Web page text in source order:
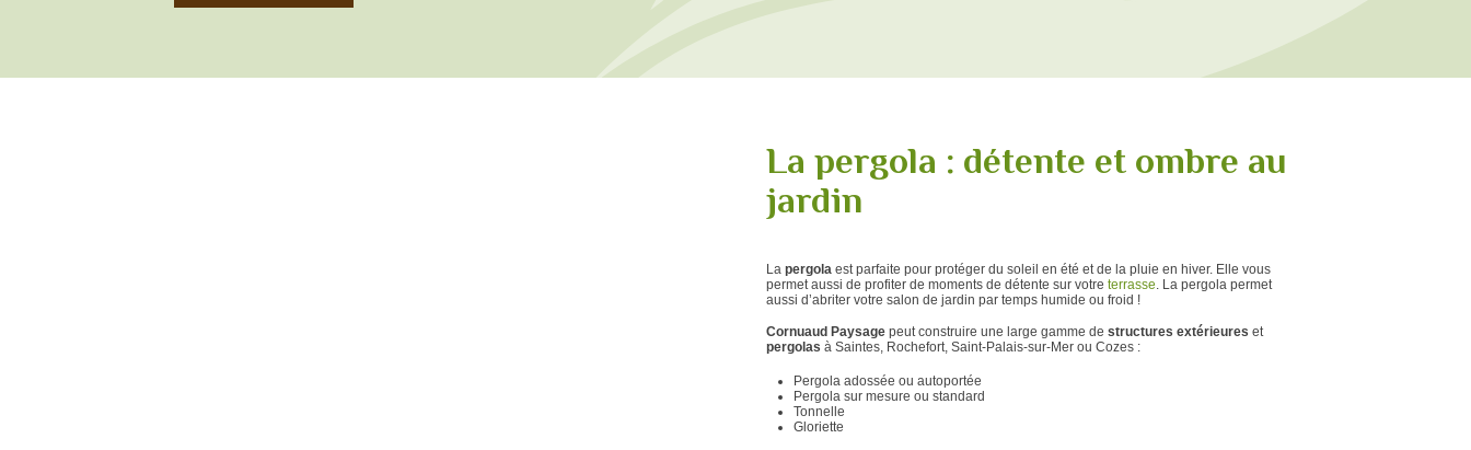
La pergola : détente et ombre au
jardin
Lapergola est parfaite pour protéger du soleil en été et de la pluie en hiver. Elle vous
permet aussi de profiter de moments de détente sur votreterrasse. La pergola permet
aussi d’abriter votre salon de jardin par temps humide ou froid !
Cornuaud Paysage peut construire une large gamme destructures extérieures et
pergolas à Saintes, Rochefort, Saint-Palais-sur-Mer ou Cozes :
Pergola adossée ou autoportée
Pergola sur mesure ou standard
Tonnelle
Gloriette